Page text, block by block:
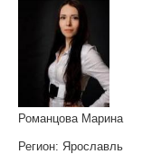
Романцова Марина
Регион: Ярославль